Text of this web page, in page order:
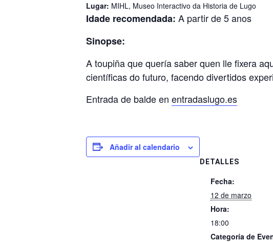
Lugar: MIHL, Museo Interactivo da Historia de Lugo
Idade recomendada: A partir de 5 anos
Sinopse:
A toupiña que quería saber quen lle fixera
científicas do futuro, facendo divertidos
Entrada de balde en entradaslugo.es
Añadir al calendario
DETALLES
Fecha:
12 de marzo
Hora:
18:00
Categoría de